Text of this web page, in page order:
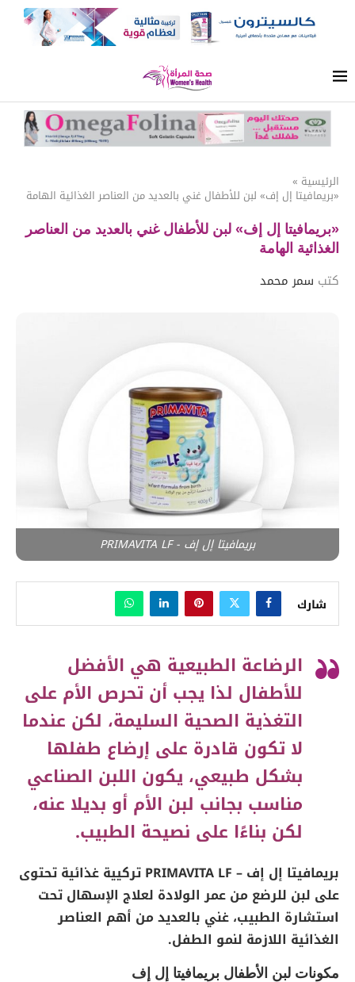
الرئيسية »
«بريمافيتا إل إف» لبن للأطفال غني بالعديد من العناصر الغذائية الهامة
«بريمافيتا إل إف» لبن للأطفال غني بالعديد من العناصر
الغذائية الهامة
كتب سمر محمد
بريمافيتا إل إف - PRIMAVITA LF
شارك
الرضاعة الطبيعية هي الأفضل
للأطفال لذا يجب أن تحرص الأم على
التغذية الصحية السليمة، لكن عندما
لا تكون قادرة على إرضاع طفلها
بشكل طبيعي، يكون اللبن الصناعي
مناسب بجانب لبن الأم أو بديلا عنه،
لكن بناءًا على نصيحة الطبيب.
بريمافيتا إل إف – PRIMAVITA LF تركيية غذائية تحتوى
على لبن للرضع من عمر الولادة لعلاج الإسهال تحت
استشارة الطبيب، غني بالعديد من أهم العناصر
الغذائية اللازمة لنمو الطفل.
مكونات لبن الأطفال بريمافيتا إل إف